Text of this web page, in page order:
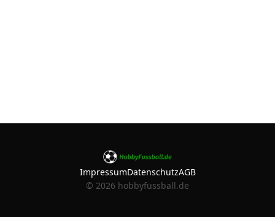
ImpressumDatenschutzAGB
© 2026 hobbyfussball.de